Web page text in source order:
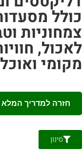
ואוכל
חזרה למדריך המלא
סינון